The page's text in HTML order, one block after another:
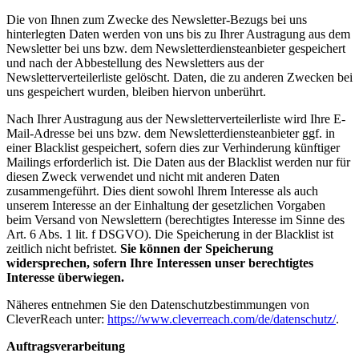
Die von Ihnen zum Zwecke des Newsletter-Bezugs bei uns
hinterlegten Daten werden von uns bis zu Ihrer Austragung aus dem
Newsletter bei uns bzw. dem Newsletterdiensteanbieter gespeichert
und nach der Abbestellung des Newsletters aus der
Newsletterverteilerliste gelöscht. Daten, die zu anderen Zwecken bei
uns gespeichert wurden, bleiben hiervon unberührt.
Nach Ihrer Austragung aus der Newsletterverteilerliste wird Ihre E-
Mail-Adresse bei uns bzw. dem Newsletterdiensteanbieter ggf. in
einer Blacklist gespeichert, sofern dies zur Verhinderung künftiger
Mailings erforderlich ist. Die Daten aus der Blacklist werden nur für
diesen Zweck verwendet und nicht mit anderen Daten
zusammengeführt. Dies dient sowohl Ihrem Interesse als auch
unserem Interesse an der Einhaltung der gesetzlichen Vorgaben
beim Versand von Newslettern (berechtigtes Interesse im Sinne des
Art. 6 Abs. 1 lit. f DSGVO). Die Speicherung in der Blacklist ist
zeitlich nicht befristet. Sie können der Speicherung
widersprechen, sofern Ihre Interessen unser berechtigtes
Interesse überwiegen.
Näheres entnehmen Sie den Datenschutzbestimmungen von
CleverReach unter: https://www.cleverreach.com/de/datenschutz/.
Auftragsverarbeitung